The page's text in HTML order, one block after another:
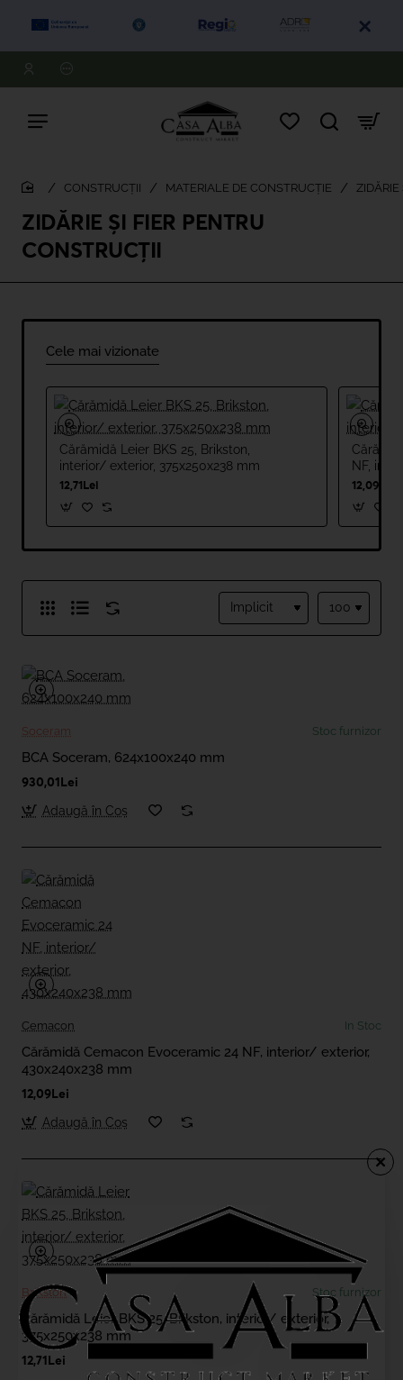
ZIDĂRIE ȘI FIER PENTRU
CONSTRUCȚII
CONSTRUCȚII MATERIALE DE CONSTRUCȚIE
Cele mai vizionate
Cărămidă Leier BKS 25, Brikston,
interior/ exterior, 375x250x238 mm
12,71Lei
NF,
mm
12,09Lei
Soceram Stoc furnizor
BCA Soceram, 624x100x240 mm
930,01Lei
Adaugă în Coş
Cemacon In Stoc
Cărămidă Cemacon Evoceramic 24 NF, interior/ exterior,
430x240x238 mm
12,09Lei
Adaugă în Coş
Brikston Stoc furnizor
Cărămidă Leier BKS 25, Brikston, interior/ exterior,
375x250x238 mm
12,71Lei